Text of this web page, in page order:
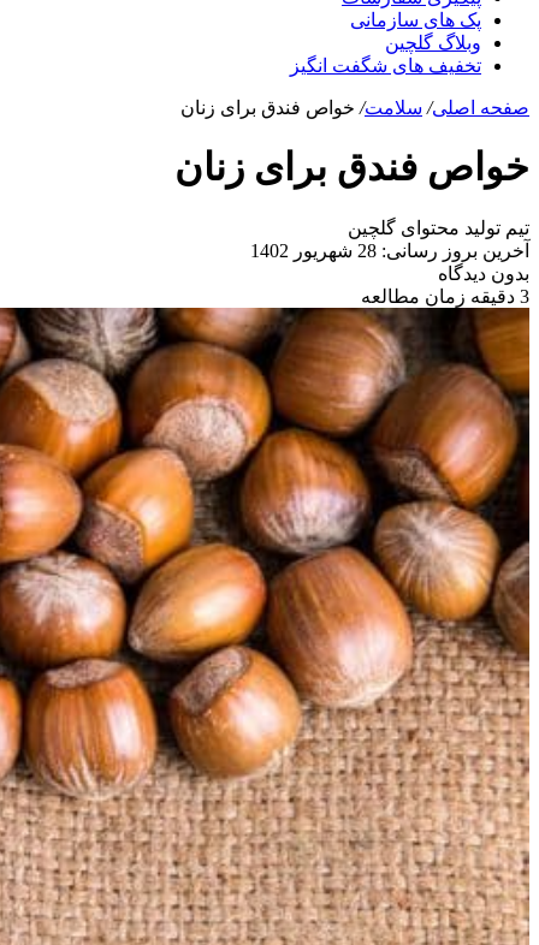
پک های سازمانی
وبلاگ گلچین
تخفیف های شگفت انگیز
صفحه اصلی/ سلامت/ خواص فندق برای زنان
خواص فندق برای زنان
تیم تولید محتوای گلچین
آخرین بروز رسانی: 28 شهریور 1402
بدون دیدگاه
3 دقیقه زمان مطالعه